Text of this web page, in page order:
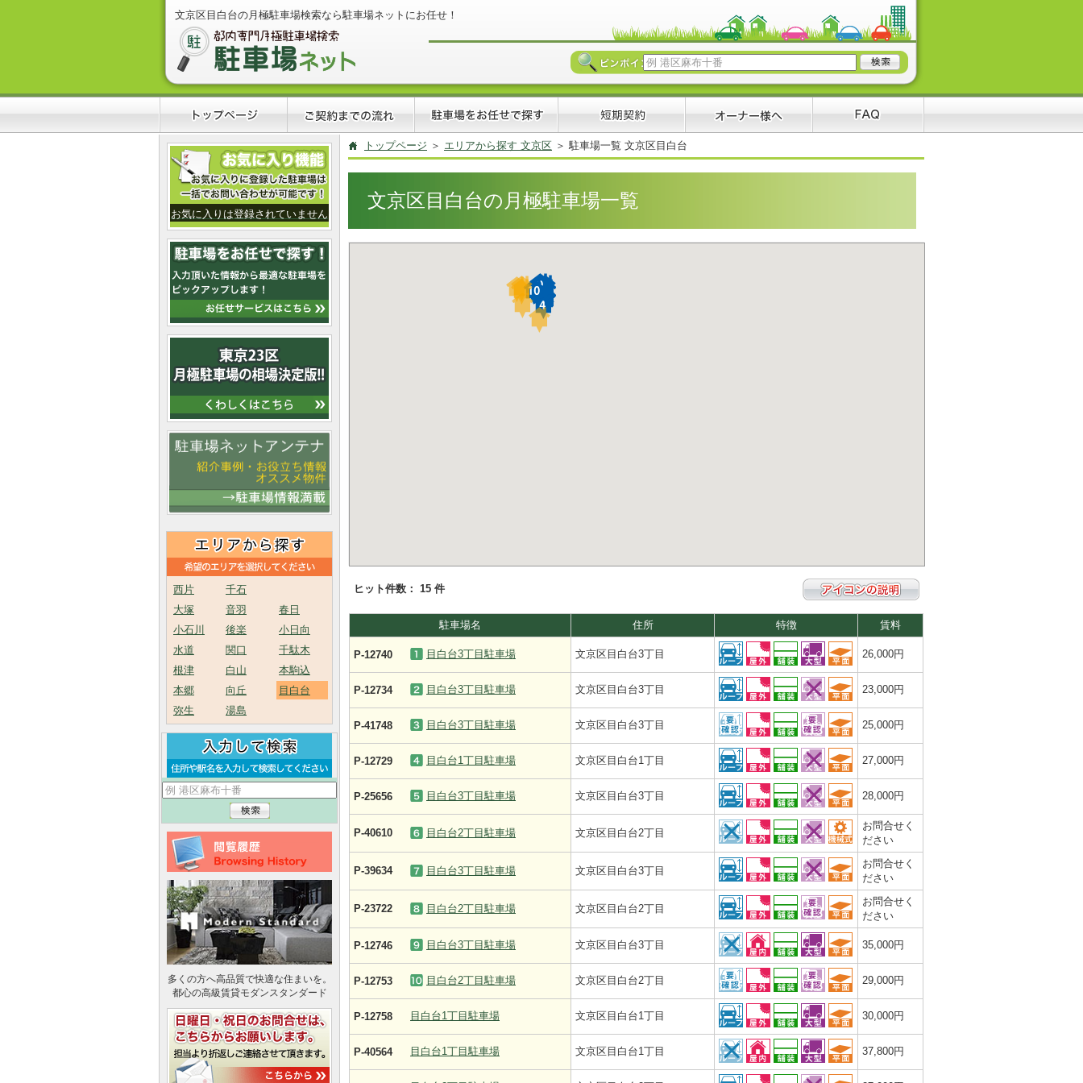
文京区目白台の月極駐車場検索なら駐車場ネットにお任せ！
お気に入りは登録されていません
西片
千石
大塚
音羽
春日
小石川
後楽
小日向
水道
関口
千駄木
根津
白山
本駒込
本郷
向丘
目白台
弥生
湯島
多くの方へ高品質で快適な住まいを。
都心の高級賃貸モダンスタンダード
トップページ エリアから探す 文京区 駐車場一覧 文京区目白台
文京区目白台の月極駐車場一覧
ヒット件数： 15 件
駐車場名 住所 特徴 賃料
P-12740 目白台3丁目駐車場 文京区目白台3丁目 26,000円
P-12734 目白台3丁目駐車場 文京区目白台3丁目 23,000円
P-41748 目白台3丁目駐車場 文京区目白台3丁目 25,000円
P-12729 目白台1丁目駐車場 文京区目白台1丁目 27,000円
P-25656 目白台3丁目駐車場 文京区目白台3丁目 28,000円
P-40610 目白台2丁目駐車場 文京区目白台2丁目
お問合せく
ださい
P-39634 目白台3丁目駐車場 文京区目白台3丁目
お問合せく
ださい
P-23722 目白台2丁目駐車場 文京区目白台2丁目
お問合せく
ださい
P-12746 目白台3丁目駐車場 文京区目白台3丁目 35,000円
P-12753 目白台2丁目駐車場 文京区目白台2丁目 29,000円
P-12758 目白台1丁目駐車場 文京区目白台1丁目 30,000円
P-40564 目白台1丁目駐車場 文京区目白台1丁目 37,800円